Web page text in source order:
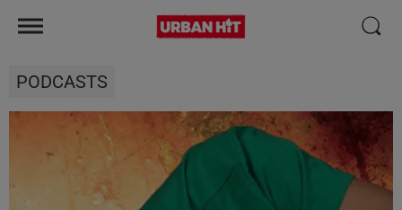
PODCASTS